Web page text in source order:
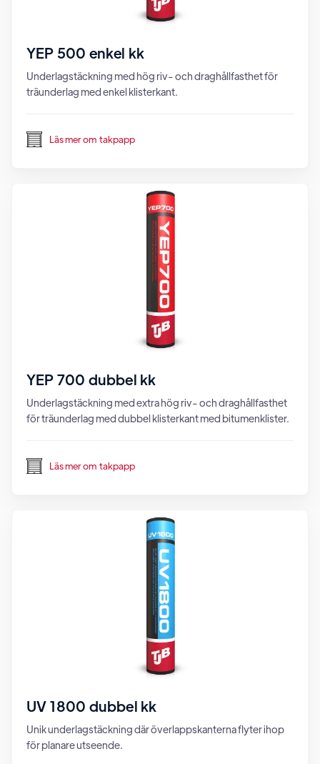
YEP 500 enkel kk
Underlagstäckning med hög riv- och draghållfasthet för
träunderlag med enkel klisterkant.
Läs mer om takpapp
YEP 700 dubbel kk
Underlagstäckning med extra hög riv- och draghållfasthet
för träunderlag med dubbel klisterkant med bitumenklister.
Läs mer om takpapp
UV 1800 dubbel kk
Unik underlagstäckning där överlappskanterna flyter ihop
för planare utseende.